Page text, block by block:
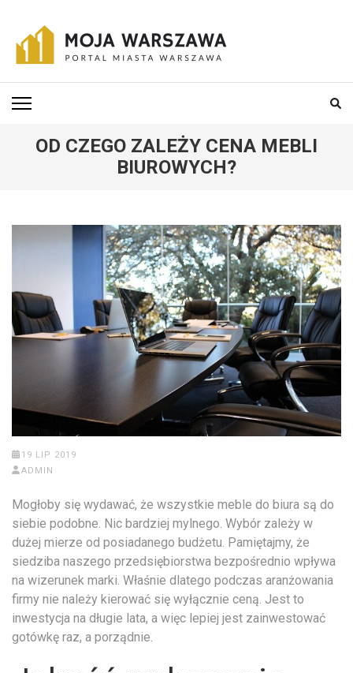
content
(Press
Enter)
MOJA-WARSZAWA
OD CZEGO ZALEŻY CENA MEBLI
BIUROWYCH?
19 LIP 2019
ADMIN
Mogłoby się wydawać, że wszystkie meble do biura są do
siebie podobne. Nic bardziej mylnego. Wybór zależy w
dużej mierze od posiadanego budżetu. Pamiętajmy, że
siedziba naszego przedsiębiorstwa bezpośrednio wpływa
na wizerunek marki. Właśnie dlatego podczas aranżowania
firmy nie należy kierować się wyłącznie ceną. Jest to
inwestycja na długie lata, a więc lepiej jest zainwestować
gotówkę raz, a porządnie.